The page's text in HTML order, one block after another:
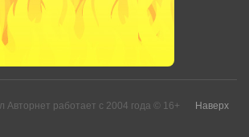
Наверх
Авторнет работает с 2004 года © 16+